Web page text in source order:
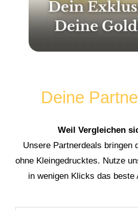
Deine
Weil Vergleichen
Unsere Partnerdeals bringen
ohne Kleingedrucktes. Nutze
in wenigen Klicks das beste